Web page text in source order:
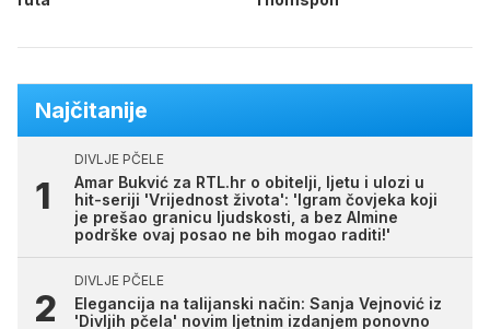
Najčitanije
DIVLJE PČELE
Amar Bukvić za RTL.hr o obitelji, ljetu i ulozi u
hit-seriji 'Vrijednost života': 'Igram čovjeka koji
je prešao granicu ljudskosti, a bez Almine
podrške ovaj posao ne bih mogao raditi!'
DIVLJE PČELE
Elegancija na talijanski način: Sanja Vejnović iz
'Divljih pčela' novim ljetnim izdanjem ponovno